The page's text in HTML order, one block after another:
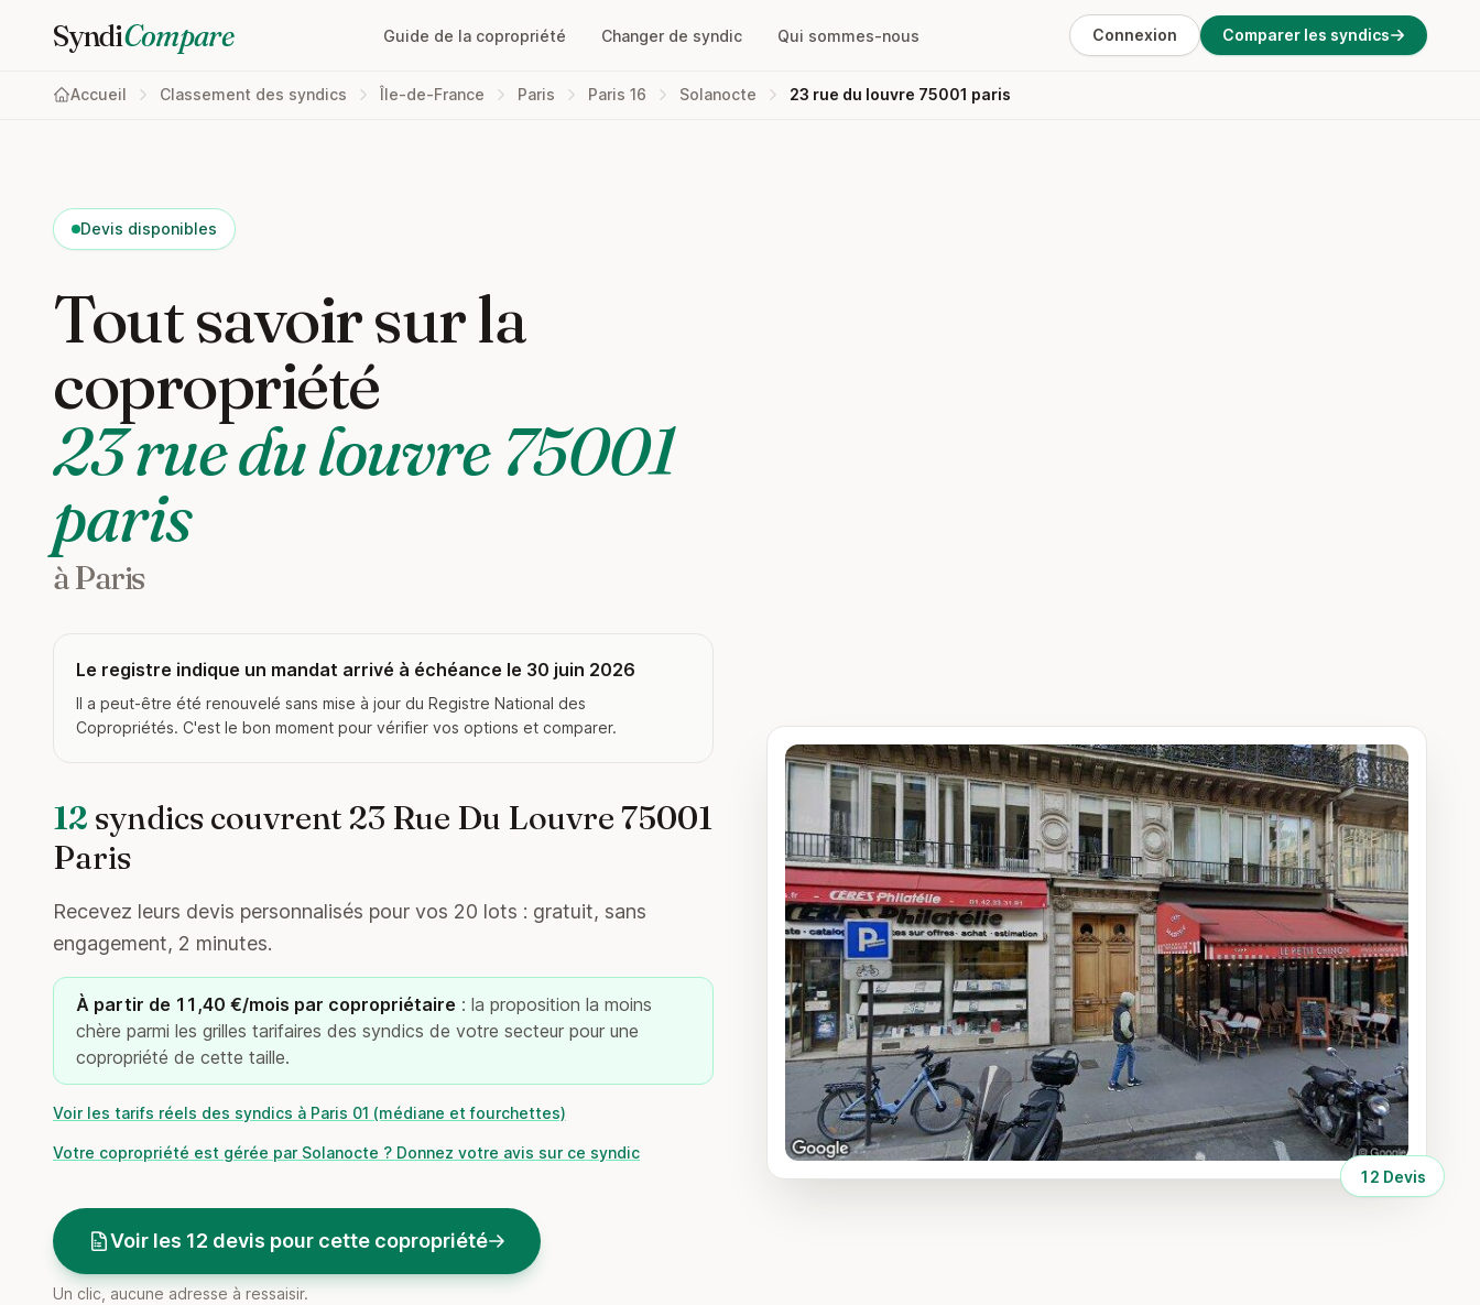
SyndiCompare Guide de la copropriété Changer de syndic Qui sommes-nous Connexion Comparer les syndics
Accueil Classement des syndics Île-de-France Paris Paris 16 Solanocte 23 rue du louvre 75001 paris
Devis disponibles
Tout savoir sur la
copropriété
23 rue du louvre 75001
paris
à Paris
Le registre indique un mandat arrivé à échéance le 30 juin 2026
Il a peut-être été renouvelé sans mise à jour du Registre National des
Copropriétés. C'est le bon moment pour vérifier vos options et comparer.
12 syndics couvrent 23 Rue Du Louvre 75001
Paris
Recevez leurs devis personnalisés pour vos 20 lots : gratuit, sans
engagement, 2 minutes.
À partir de 11,40 €/mois par copropriétaire : la proposition la moins
chère parmi les grilles tarifaires des syndics de votre secteur pour une
copropriété de cette taille.
Voir les tarifs réels des syndics à Paris 01 (médiane et fourchettes)
Votre copropriété est gérée par Solanocte ? Donnez votre avis sur ce syndic
Voir les 12 devis pour cette copropriété
Un clic, aucune adresse à ressaisir.
12 Devis